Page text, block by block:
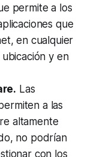
permite a los
que
en cualquier
y en
Las
a las
altamente
no podrían
con los